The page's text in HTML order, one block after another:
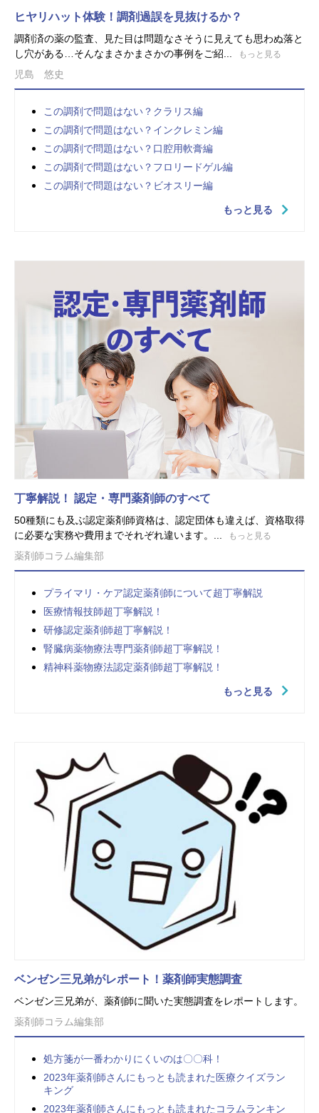
ヒヤリハット体験！調剤過誤を見抜けるか？
調剤済の薬の監査、見た目は問題なさそうに見えても思わぬ落と
し穴がある…そんなまさかまさかの事例をご紹...
もっと見る
児島 悠史
この調剤で問題はない？クラリス編
この調剤で問題はない？インクレミン編
この調剤で問題はない？口腔用軟膏編
この調剤で問題はない？フロリードゲル編
この調剤で問題はない？ビオスリー編
もっと見る
丁寧解説！ 認定・専門薬剤師のすべて
50種類にも及ぶ認定薬剤師資格は、認定団体も違えば、資格取得
に必要な実務や費用までそれぞれ違います。...
もっと見る
薬剤師コラム編集部
プライマリ・ケア認定薬剤師について超丁寧解説
医療情報技師超丁寧解説！
研修認定薬剤師超丁寧解説！
腎臓病薬物療法専門薬剤師超丁寧解説！
精神科薬物療法認定薬剤師超丁寧解説！
もっと見る
ベンゼン三兄弟がレポート！薬剤師実態調査
ベンゼン三兄弟が、薬剤師に聞いた実態調査をレポートします。
薬剤師コラム編集部
処方箋が一番わかりにくいのは〇〇科！
2023年薬剤師さんにもっとも読まれた医療クイズラン
キング
2023年薬剤師さんにもっとも読まれたコラムランキン